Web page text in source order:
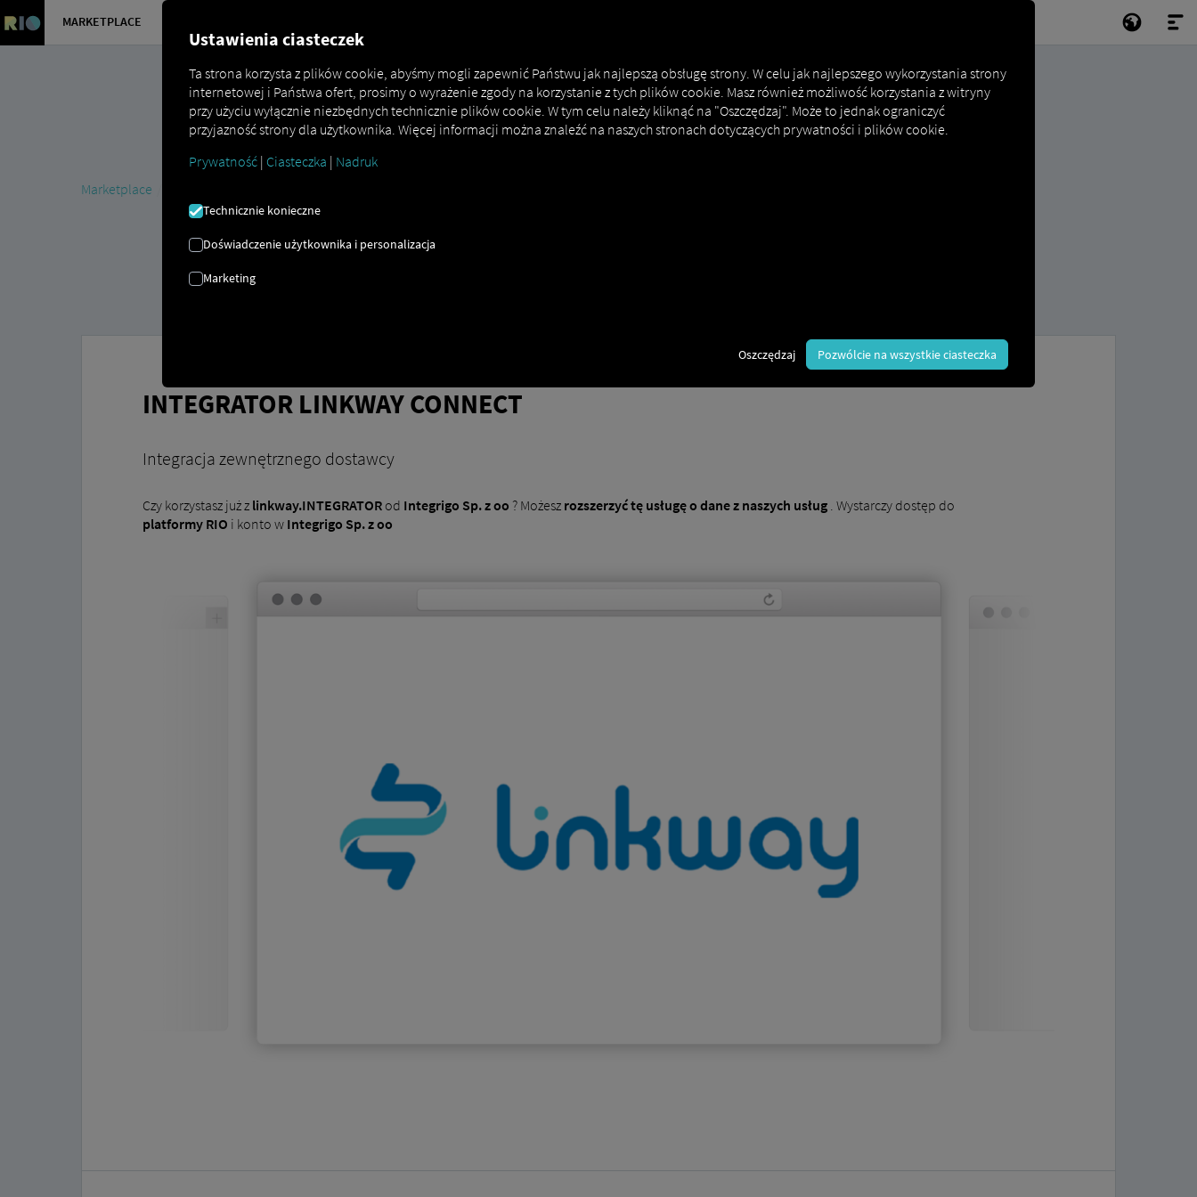
MARKETPLACE
Marketplace
INTEGRATOR LINKWAY CONNECT
Integracja zewnętrznego dostawcy
Czy korzystasz już z linkway.INTEGRATORod Integrigo Sp. z oo ? Możesz rozszerzyć tę usługę o dane z naszych usług. Wystarczy dostęp do
platformy RIO i konto w Integrigo Sp. z oo
Ustawienia ciasteczek
Ta strona korzysta z plików cookie, abyśmy mogli zapewnić Państwu jak najlepszą obsługę strony. W celu jak najlepszego wykorzystania strony
internetowej i Państwa ofert, prosimy o wyrażenie zgody na korzystanie z tych plików cookie. Masz również możliwość korzystania z witryny
przy użyciu wyłącznie niezbędnych technicznie plików cookie. W tym celu należy kliknąć na "Oszczędzaj". Może to jednak ograniczyć
przyjazność strony dla użytkownika. Więcej informacji można znaleźć na naszych stronach dotyczących prywatności i plików cookie.
Prywatność | Ciasteczka | Nadruk
Technicznie konieczne
Doświadczenie użytkownika i personalizacja
Marketing
Oszczędzaj Pozwólcie na wszystkie ciasteczka